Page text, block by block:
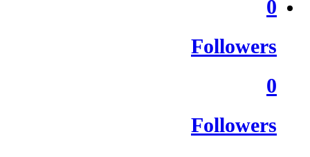
0
Followers
0
Followers